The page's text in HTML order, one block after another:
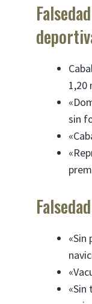
1,20
sin
«Sin